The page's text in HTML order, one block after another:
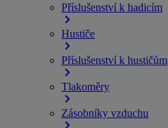
Příslušenství k hadicím
Hustiče
Příslušenství k hustičům
Tlakoměry
Zásobníky vzduchu